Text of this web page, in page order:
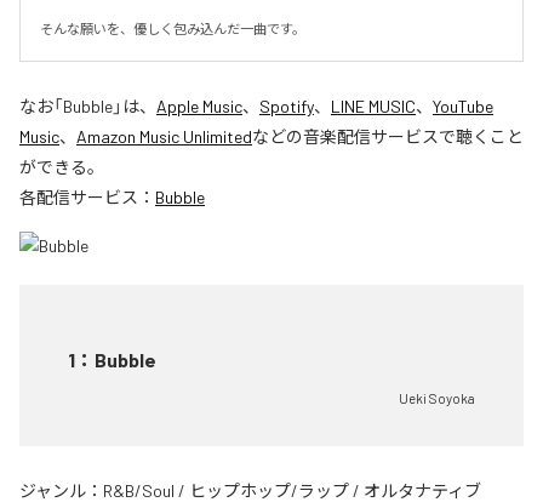
そんな願いを、優しく包み込んだ一曲です。
なお「Bubble」は、 Apple Music、 Spotify、 LINE MUSIC、 YouTube
Music、 Amazon Music Unlimitedなどの音楽配信サービスで聴くこと
ができる。
各配信サービス： Bubble
1 ： Bubble
Ueki Soyoka
ジャンル： R&B/Soul / ヒップホップ/ラップ / オルタナティブ